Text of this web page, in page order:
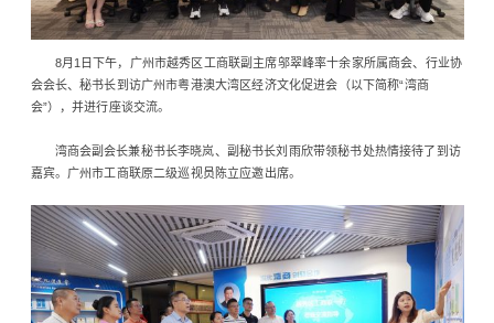
8月1日下午，广州市越秀区工商联副主席邬翠峰率十余家所属商会、行业协
会会长、秘书长到访广州市粤港澳大湾区经济文化促进会（以下简称“湾商
会”），并进行座谈交流。
湾商会副会长兼秘书长李晓岚、副秘书长刘雨欣带领秘书处热情接待了到访
嘉宾。广州市工商联原二级巡视员陈立应邀出席。